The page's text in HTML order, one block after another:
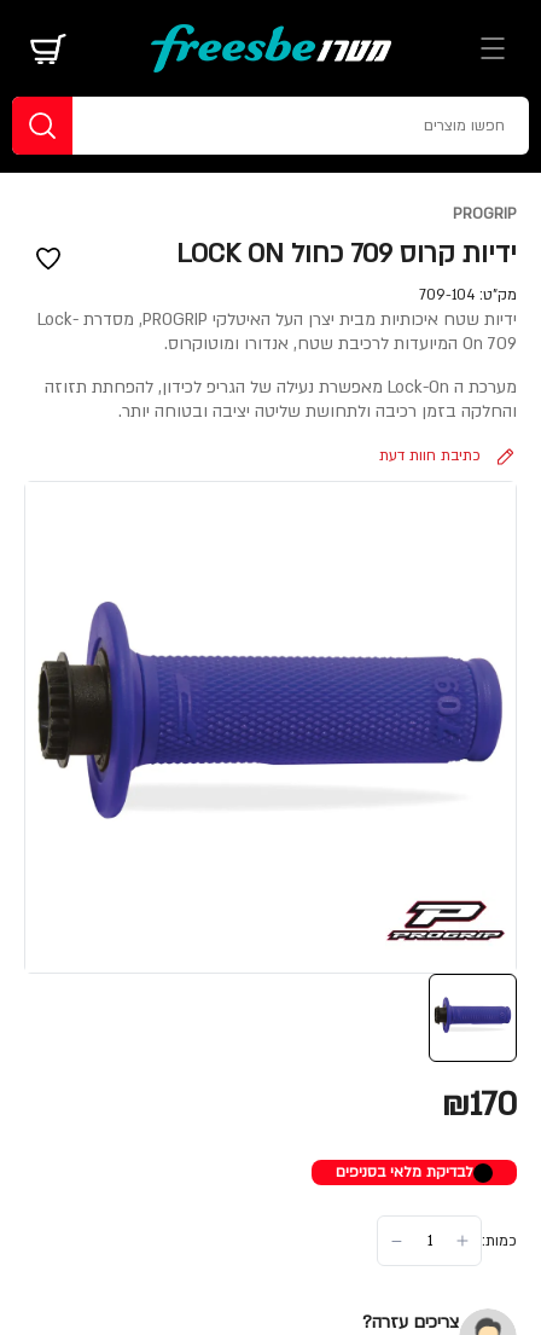
PROGRIP
ידיות קרוס 709 כחול LOCK ON
מק"ט: 709-104
ידיות שטח איכותיות מבית יצרן העל האיטלקי PROGRIP, מסדרת Lock-
On 709 המיועדות לרכיבת שטח, אנדורו ומוטוקרוס.
מערכת ה Lock-On מאפשרת נעילה של הגריפ לכידון, להפחתת תזוזה
והחלקה בזמן רכיבה ולתחושת שליטה יציבה ובטוחה יותר.
כתיבת חוות דעת
₪170
לבדיקת מלאי בסניפים
כמות:
צריכים עזרה?